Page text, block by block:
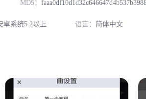
MD5：
卓系统5.2以上 语言： 简体中文